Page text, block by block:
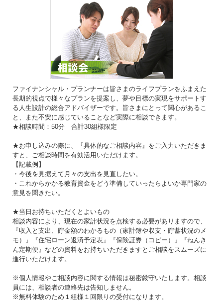
ファイナンシャル・プランナーは皆さまのライフプランをふまえた
長期的視点で様々なプランを提案し、夢や目標の実現をサポートす
る人生設計の総合アドバイザーです。皆さまにとって関心があるこ
と、また不安に感じていることなど実際に相談できます。
★相談時間：50分 合計30組様限定
★お申し込みの際に、『具体的なご相談内容』をご入力いただきま
すと、ご相談時間を有効活用いただけます。
【記載例】
・今後を見据えて月々の支出を見直したい。
・これからかかる教育資金をどう準備していったらよいか専門家の
意見を聞きたい。
★当日お持ちいただくとよいもの
相談内容により、現在の家計状況を点検する必要がありますので、
『収入と支出、貯金額のわかるもの（家計簿や収支・貯蓄状況のメ
モ）』『住宅ローン返済予定表』『保険証券（コピー）』『ねんき
ん定期便』などの資料をお持ちいただきますとご相談をスムーズに
進行いただけます。
※個人情報やご相談内容に関する情報は秘密厳守いたします。相談
員には、相談者の連絡先は告知しません。
※無料体験のため１組様１回限りの受付になります。